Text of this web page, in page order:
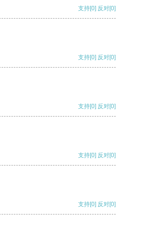
支持[0] 反对[0]
支持[0] 反对[0]
支持[0] 反对[0]
支持[0] 反对[0]
支持[0] 反对[0]